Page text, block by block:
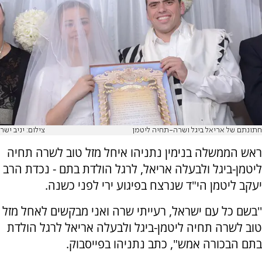
חתונתם של אריאל ביגל ושרה-תחיה ליטמן צילום: יניב ישר
ראש הממשלה בנימין נתניהו איחל מזל טוב לשרה תחיה
ליטמן-ביגל ולבעלה אריאל, לרגל הולדת בתם - נכדת הרב
יעקב ליטמן הי"ד שנרצח בפיגוע ירי לפני כשנה.
''בשם כל עם ישראל, רעייתי שרה ואני מבקשים לאחל מזל
טוב לשרה תחיה ליטמן-ביגל ולבעלה אריאל לרגל הולדת
בתם הבכורה אמש", כתב נתניהו בפייסבוק.